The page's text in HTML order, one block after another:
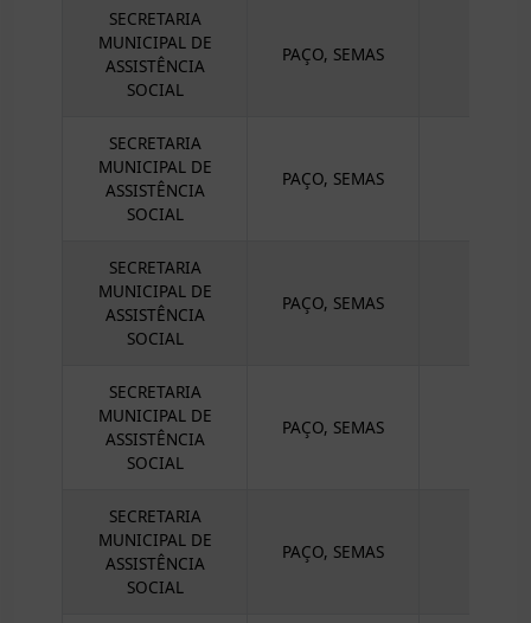
SECRETARIA
MUNICIPAL DE
ASSISTÊNCIA
SOCIAL
PAÇO, SEMAS
SECRETARIA
MUNICIPAL DE
ASSISTÊNCIA
SOCIAL
PAÇO, SEMAS
SECRETARIA
MUNICIPAL DE
ASSISTÊNCIA
SOCIAL
PAÇO, SEMAS
SECRETARIA
MUNICIPAL DE
ASSISTÊNCIA
SOCIAL
PAÇO, SEMAS
SECRETARIA
MUNICIPAL DE
ASSISTÊNCIA
SOCIAL
PAÇO, SEMAS